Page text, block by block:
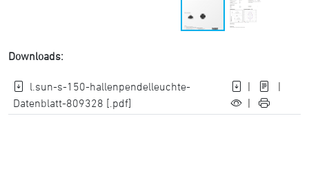
Downloads:
l.sun-s-150-hallenpendelleuchte-
Datenblatt-809328 [.pdf]
|
|
|